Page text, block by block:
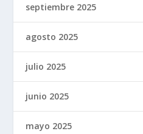
septiembre 2025
agosto 2025
julio 2025
junio 2025
mayo 2025